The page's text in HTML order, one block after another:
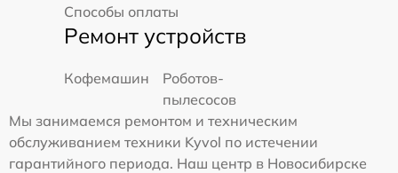
Способы оплаты
Ремонт устройств
Кофемашин
Роботов-
пылесосов
Мы занимаемся ремонтом и техническим
обслуживанием техники Kyvol по истечении
гарантийного периода. Наш центр в Новосибирске